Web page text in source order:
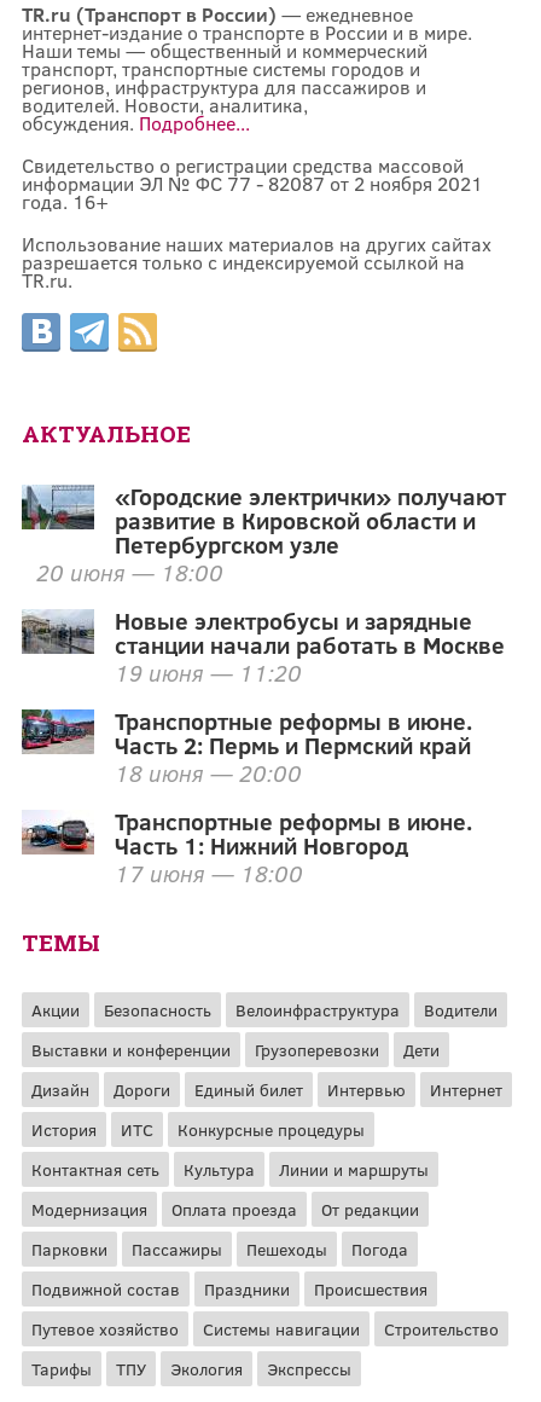
TR.ru (Транспорт в России) — ежедневное
интернет-издание о транспорте в России и в мире.
Наши темы — общественный и коммерческий
транспорт, транспортные системы городов и
регионов, инфраструктура для пассажиров и
водителей. Новости, аналитика,
обсуждения. Подробнее...
Свидетельство о регистрации средства массовой
информации ЭЛ № ФС 77 - 82087 от 2 ноября 2021
года. 16+
Использование наших материалов на других сайтах
разрешается только с индексируемой ссылкой на
TR.ru.
АКТУАЛЬНОЕ
«Городские электрички» получают
развитие в Кировской области и
Петербургском узле
20 июня — 18:00
Новые электробусы и зарядные
станции начали работать в Москве
19 июня — 11:20
Транспортные реформы в июне.
Часть 2: Пермь и Пермский край
18 июня — 20:00
Транспортные реформы в июне.
Часть 1: Нижний Новгород
17 июня — 18:00
ТЕМЫ
Акции Безопасность Велоинфраструктура
Водители
Выставки и конференции
Грузоперевозки
Дети
Дизайн
Дороги Единый билет Интервью
Интернет
История
ИТС
Конкурсные процедуры
Контактная сеть
Культура
Линии и маршруты
Модернизация
Оплата проезда
От редакции
Парковки
Пассажиры Пешеходы
Погода
Подвижной состав
Праздники
Происшествия
Путевое хозяйство
Системы навигации
Строительство
Тарифы
ТПУ Экология Экспрессы